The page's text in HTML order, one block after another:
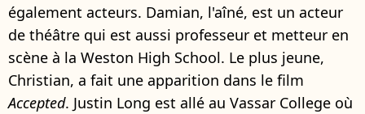
également acteurs. Damian, l'aîné, est un acteur
de théâtre qui est aussi professeur et metteur en
scène à la Weston High School. Le plus jeune,
Christian, a fait une apparition dans le film
Accepted. Justin Long est allé au Vassar College où